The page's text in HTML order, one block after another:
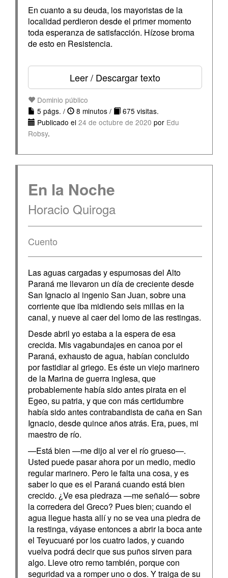
En cuanto a su deuda, los mayoristas de la
localidad perdieron desde el primer momento
toda esperanza de satisfacción. Hízose broma
de esto en Resistencia.
Leer / Descargar texto
Dominio público
5 págs. /
8 minutos /
675 visitas.
Publicado el 24 de octubre de 2020 por Edu
Robsy.
En la Noche
Horacio Quiroga
Cuento
Las aguas cargadas y espumosas del Alto
Paraná me llevaron un día de creciente desde
San Ignacio al ingenio San Juan, sobre una
corriente que iba midiendo seis millas en la
canal, y nueve al caer del lomo de las restingas.
Desde abril yo estaba a la espera de esa
crecida. Mis vagabundajes en canoa por el
Paraná, exhausto de agua, habían concluido
por fastidiar al griego. Es éste un viejo marinero
de la Marina de guerra inglesa, que
probablemente había sido antes pirata en el
Egeo, su patria, y que con más certidumbre
había sido antes contrabandista de caña en San
Ignacio, desde quince años atrás. Era, pues, mi
maestro de río.
—Está bien —me dijo al ver el río grueso—.
Usted puede pasar ahora por un medio, medio
regular marinero. Pero le falta una cosa, y es
saber lo que es el Paraná cuando está bien
crecido. ¿Ve esa piedraza —me señaló— sobre
la corredera del Greco? Pues bien; cuando el
agua llegue hasta allí y no se vea una piedra de
la restinga, váyase entonces a abrir la boca ante
el Teyucuaré por los cuatro lados, y cuando
vuelva podrá decir que sus puños sirven para
algo. Lleve otro remo también, porque con
seguridad va a romper uno o dos. Y traiga de su